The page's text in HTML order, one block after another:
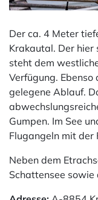
Der ca. 4 Meter
Krakautal. Der
steht dem
Verfügung. Ebenso
gelegene Ablauf.
Gumpen. Im See
Flugangeln mit der
Neben dem
Schattensee sowie